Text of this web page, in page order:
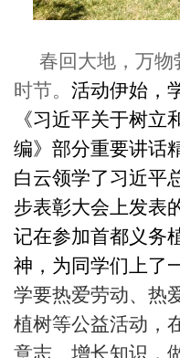
春回大地，万
时节。 活动伊始，
《习近平关于树
编》部分重要讲话
白云领学了习近平
步表彰大会上发表
记在参加首都义务
神，为同学们上了
学要热爱劳动、热
植树等公益活动，
意志、增长知识，